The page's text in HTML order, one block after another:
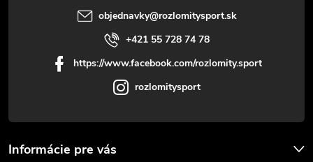
objednavky@rozlomitysport.sk
+421 55 728 74 78
https://www.facebook.com/rozlomity.sport
rozlomitysport
Informácie pre vás